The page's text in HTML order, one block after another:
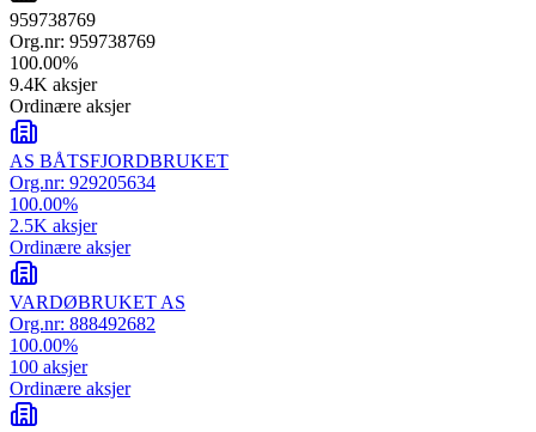
959738769
Org.nr: 959738769
100.00%
9.4K aksjer
Ordinære aksjer
AS BÅTSFJORDBRUKET
Org.nr: 929205634
100.00%
2.5K aksjer
Ordinære aksjer
VARDØBRUKET AS
Org.nr: 888492682
100.00%
100 aksjer
Ordinære aksjer